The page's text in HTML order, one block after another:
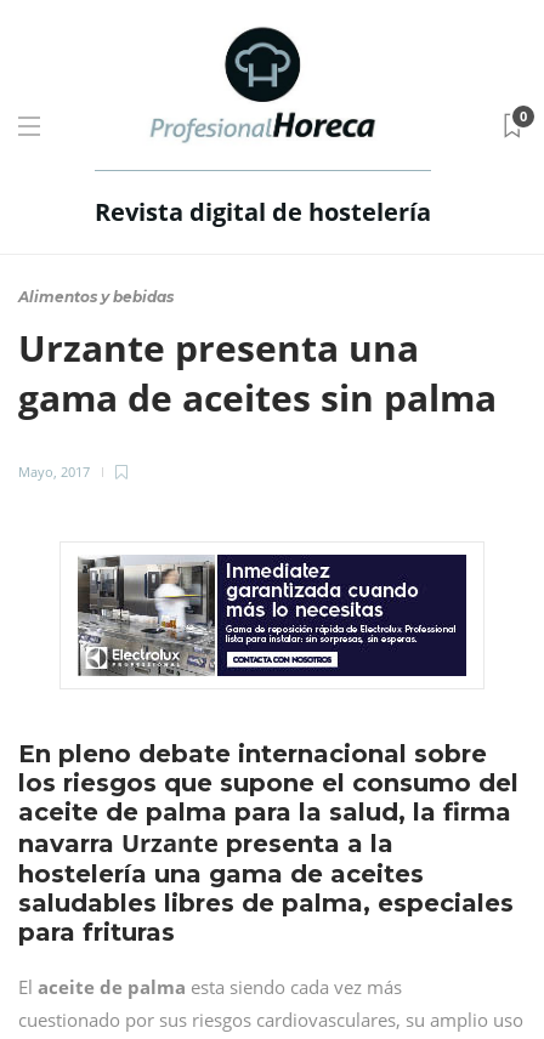
Revista digital de hostelería
0
Alimentos y bebidas
Urzante presenta una
gama de aceites sin palma
Mayo, 2017
En pleno debate internacional sobre
los riesgos que supone el consumo del
aceite de palma para la salud, la firma
navarra Urzante presenta a la
hostelería una gama de aceites
saludables libres de palma, especiales
para frituras
El aceite de palma esta siendo cada vez más
cuestionado por sus riesgos cardiovasculares, su amplio uso